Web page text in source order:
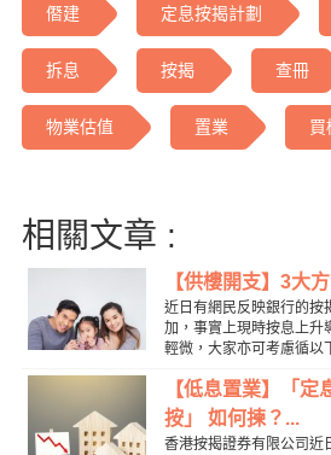
僭建 定息按揭計劃
拆息 按揭 查冊
物業估值 置業 買
相關文章 :
【供樓開支】3大
近日有網民反映銀行的按
加，事實上現時按息上升
輕微，大家亦可考慮循以
【低息置業】「
按」 如何揀？...
香港按揭證券有限公司近